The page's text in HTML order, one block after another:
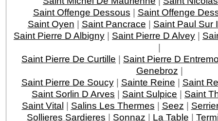
Saint Offenge Dessous | Saint Offenge
Saint Oyen | Saint Pancrace | Saint Paul Sur
Saint Pierre D Albigny | Saint Pierre D Alvey |
|
Saint Pierre De Curtille | Saint Pierre D
Genebroz |
Saint Pierre De Soucy| Sainte Reine | Saint
Saint Sorlin D Arves | Saint Sulpice | Saint
Saint Vital | Salins Les Thermes | Seez |
Sollieres Sardieres | Sonnaz | La Table |